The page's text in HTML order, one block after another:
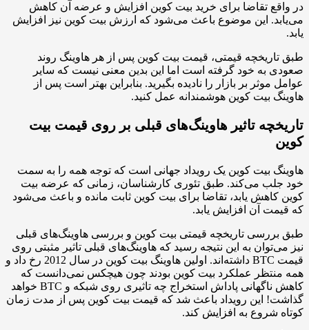
در واقع تقاضا برای خرید بیت کوین افزایش و عرضه آن کاهش
می‌یابد. این موضوع باعث می‌شود که ارزش بیت کوین نیز افزایش
یابد.
طبق تاریخچه قیمتی، قیمت بیت کوین پس از هر هاوینگ روند
صعودی به خود گرفته است اما این بدین معنی نیست که سایر
عوامل موثر بر بازار را نادیده بگیرید. بنابراین بهتر است پس از
هاوینگ بیت کوین هوشمندانه عمل کنید.
تاریخچه تاثیر هاوینگ‌های قبلی بر روی قیمت بیت
کوین
هاوینگ بیت کوین یک رویداد جهانی است که توجه همه را به سمت
خود جلب می‌کند. طبق تئوری کارشناسان، زمانی که عرضه بیت
کوین کاهش یابد، تقاضا برای بیت کوین ثابت مانده و باعث می‌شود
که قیمت آن افزایش یابد.
طبق بررسی تاریخچه قیمتی بیت کوین و بررسی هاوینگ‌های قبلی
نیز می‌توان به این نتیجه رسید که هاوینگ‌های قبلی تاثیر مثبتی روی
قیمت BTC داشته‌اند. اولین هاوینگ بیت کوین در سال 2012 رخ داد و
همه منتظر عملکرد بیت کوین بودند چون هیچکس نمی‌دانست که
کاهش ناگهانی پاداش استخراج چه تاثیری روی شبکه و BTC خواهد
گذاشت! این رویداد باعث شد که قیمت بیت کوین پس از مدت زمان
کوتاه شروع به افزایش کند.